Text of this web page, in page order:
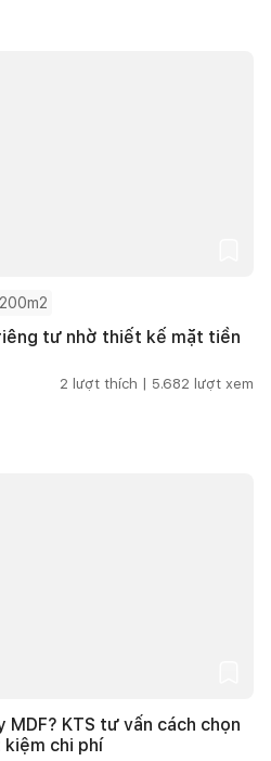
tư nhờ thiết kế mặt tiền
2 lượt thích | 5.682 lượt xem
MDF? KTS tư vấn cách chọn
chi phí